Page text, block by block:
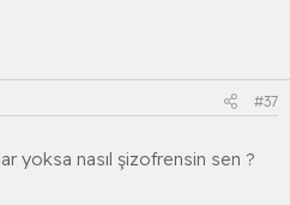
#37
yoksa nasıl şizofrensin sen ?